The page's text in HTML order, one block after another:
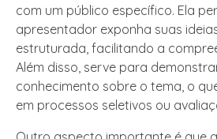
com um público específico. Ela
apresentador exponha suas
estruturada, facilitando a
Além disso, serve para
conhecimento sobre o tema, o
em processos seletivos ou